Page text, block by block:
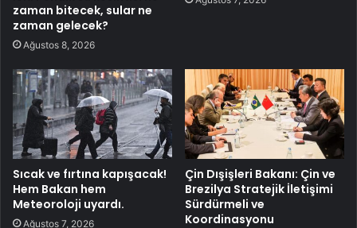
zaman bitecek, sular ne
zaman gelecek?
Ağustos 8, 2026
Sıcak ve fırtına kapışacak!
Hem Bakan hem
Meteoroloji uyardı.
Ağustos 7, 2026
Çin Dışişleri Bakanı: Çin ve
Brezilya Stratejik İletişimi
Sürdürmeli ve
Koordinasyonu